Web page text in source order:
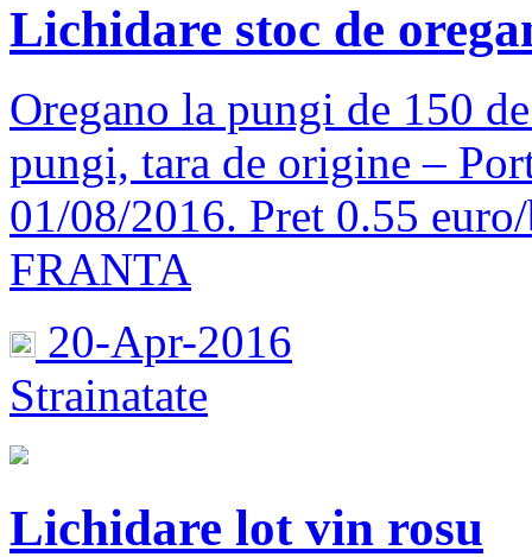
Lichidare stoc de
Oregano la pungi de 150
pungi, tara de origine –
01/08/2016. Pret 0.55
FRANTA
20-Apr-2016
Strainatate
Lichidare lot vin rosu